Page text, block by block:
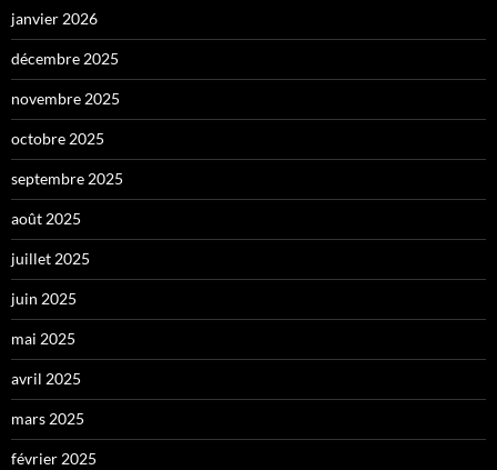
janvier 2026
décembre 2025
novembre 2025
octobre 2025
septembre 2025
août 2025
juillet 2025
juin 2025
mai 2025
avril 2025
mars 2025
février 2025